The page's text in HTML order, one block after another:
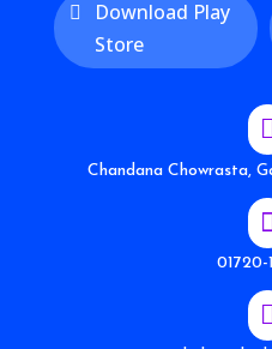
Download Play
Store

Chandana Chowrasta,

01720-
